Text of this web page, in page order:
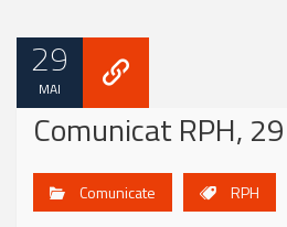
29
MAI
Comunicat RPH,
Comunicate RPH